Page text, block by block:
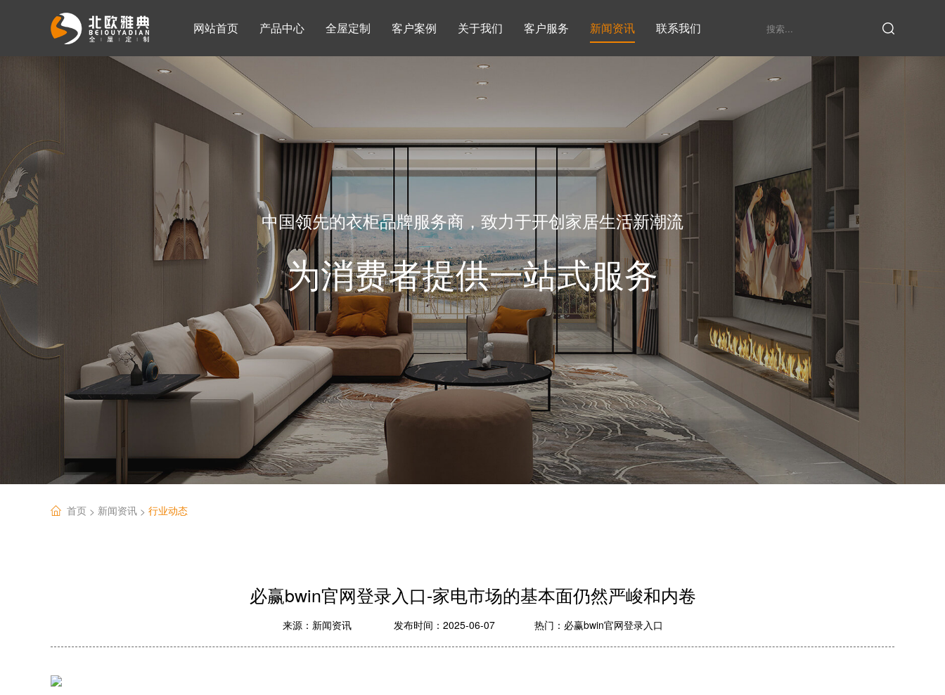
网站首页 产品中心
衣帽间
全屋定制 客户案例
书柜系列 酒柜系列 鞋柜系列 衣柜系列
关于我们
发展历程
客户服务 新闻资讯
家具定制厂家
联系我们
中国领先的衣柜品牌服务商，致力于开创家居生活新潮流
为消费者提供一站式服务
首页 > 新闻资讯 > 行业动态
必赢bwin官网登录入口-家电市场的基本面仍然严峻和内卷
来源： 新闻资讯 发布时间：2025-06-07 热门： 必赢bwin官网登录入口